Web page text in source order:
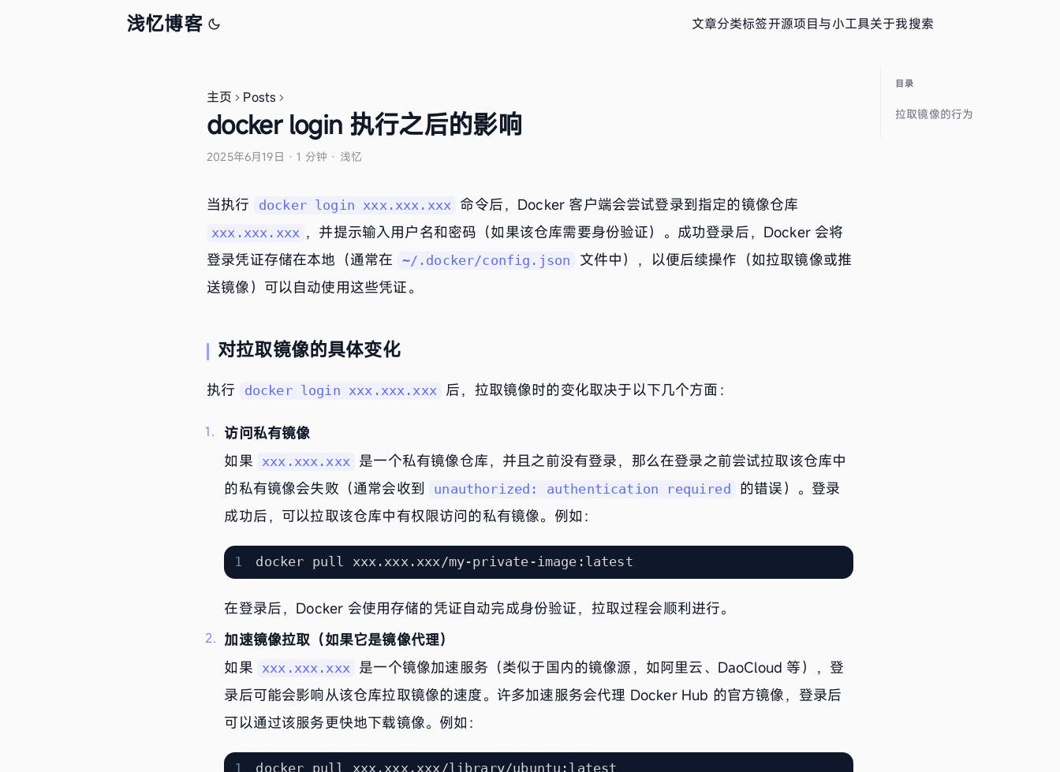
浅忆博客 文章分类标签开源项目与小工具关于我搜索
主页 Posts
docker login 执行之后的影响
2025年6月19日 ·1 分钟 · 浅忆
当执行 docker login xxx.xxx.xxx 命令后，Docker 客户端会尝试登录到指定的镜像仓库
xxx.xxx.xxx ，并提示输入用户名和密码（如果该仓库需要身份验证）。成功登录后，Docker 会将
登录凭证存储在本地（通常在
~/.docker/config.json
文件中），以便后续操作（如拉取镜像或推
送镜像）可以自动使用这些凭证。
对拉取镜像的具体变化
执行 docker login xxx.xxx.xxx 后，拉取镜像时的变化取决于以下几个方面：
访问私有镜像
如果
xxx.xxx.xxx
是一个私有镜像仓库，并且之前没有登录，那么在登录之前尝试拉取该仓库中
的私有镜像会失败（通常会收到
unauthorized: authentication required
的错误）。登录
成功后，可以拉取该仓库中有权限访问的私有镜像。例如：
在登录后，Docker 会使用存储的凭证自动完成身份验证，拉取过程会顺利进行。
加速镜像拉取（如果它是镜像代理）
如果
xxx.xxx.xxx
是一个镜像加速服务（类似于国内的镜像源，如阿里云、DaoCloud 等），登
录后可能会影响从该仓库拉取镜像的速度。许多加速服务会代理 Docker Hub 的官方镜像，登录后
可以通过该服务更快地下载镜像。例如：
目录
拉取镜像的行为